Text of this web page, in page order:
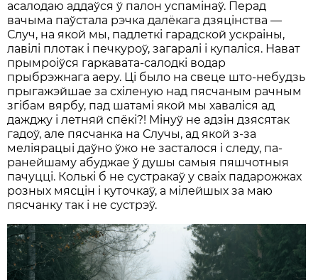
асалодаю аддаўся ў палон успамінаў. Перад
вачыма паўстала рэчка далёкага дзяцінства —
Случ, на якой мы, падлеткі гарадской ускраіны,
лавілі плотак і печкуроў, загаралі і купаліся. Нават
прымроіўся гаркавата-салодкі водар
прыбрэжнага аеру. Ці было на свеце што-небудзь
прыгажэйшае за схіленую над пясчаным рачным
згібам вярбу, пад шатамі якой мы хаваліся ад
дажджу і летняй спёкі?! Мінуў не адзін дзясятак
гадоў, але пясчанка на Случы, ад якой з-за
меліярацыі даўно ўжо не засталося і следу, па-
ранейшаму абуджае ў душы самыя пяшчотныя
пачуцці. Колькі б не сустракаў у сваіх падарожжах
розных мясцін і куточкаў, а мілейшых за маю
пясчанку так і не сустрэў.